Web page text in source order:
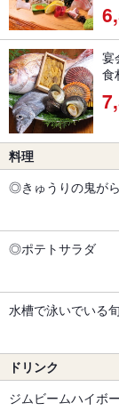
宴
食
料理
◎きゅうりの鬼が
◎ポテトサラダ
水槽で泳いでいる
ドリンク
ジムビームハイボ